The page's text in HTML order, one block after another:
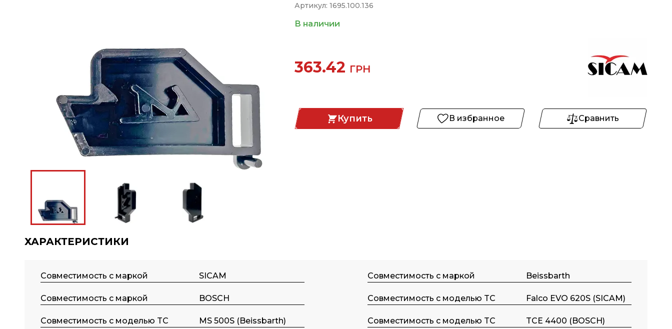
Артикул: 1695.100.136
В наличии
363.42 ГРН
Купить В избранное Сравнить
ХАРАКТЕРИСТИКИ
Совместимость с маркой SICAM Совместимость с маркой Beissbarth
Совместимость с маркой BOSCH Совместимость с моделью TC Falco EVO 620S (SICAM)
Совместимость с моделью TC MS 500S (Beissbarth) Совместимость с моделью TC TCE 4400 (BOSCH)